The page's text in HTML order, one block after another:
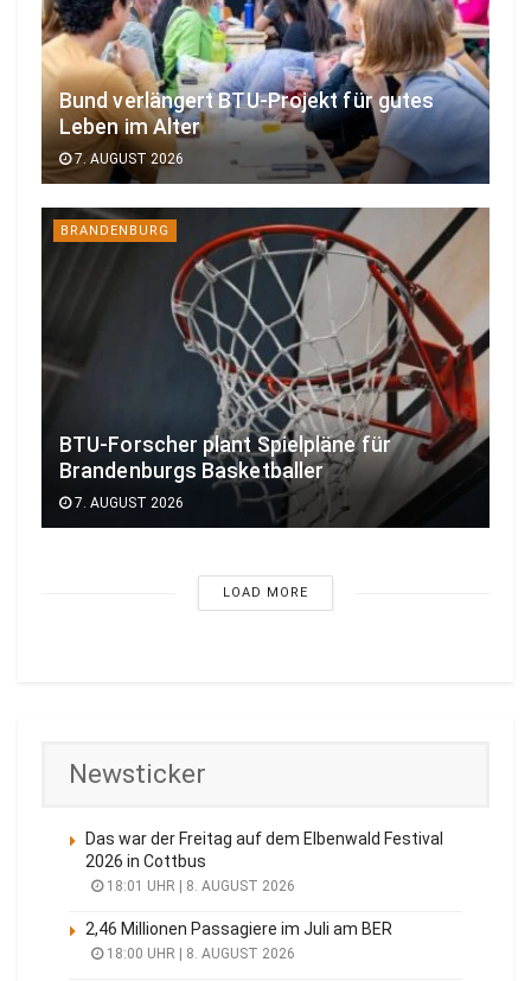
Bund verlängert BTU-Projekt für gutes
Leben im Alter
7. AUGUST 2026
BRANDENBURG
BTU-Forscher plant Spielpläne für
Brandenburgs Basketballer
7. AUGUST 2026
LOAD MORE
Newsticker
Das war der Freitag auf dem Elbenwald Festival
2026 in Cottbus
18:01 UHR | 8. AUGUST 2026
2,46 Millionen Passagiere im Juli am BER
18:00 UHR | 8. AUGUST 2026